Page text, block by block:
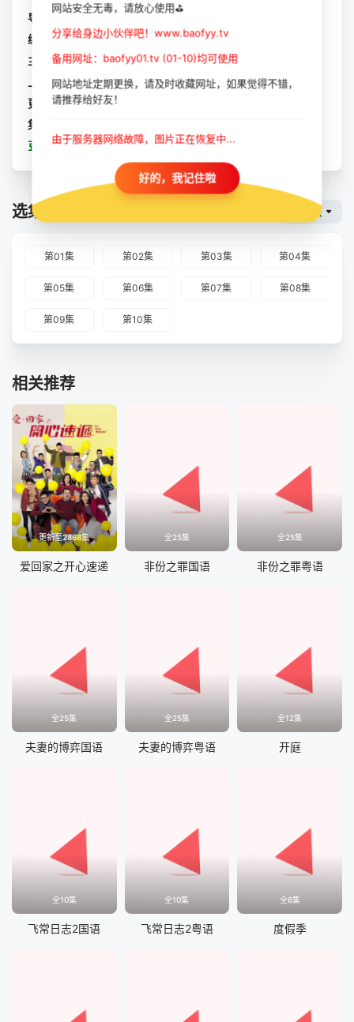
导演： 李文舜
编剧： 姜晓欣
主演： 古川伊织 / 朝美穗香 / 羽田爱 / 天使萌
上映： 2023-08-19
更新： 2023-10-11
集数：
豆瓣： 东京爱情动作故事
选集播放 暴风云
第01集 第02集 第03集 第04集
第05集 第06集 第07集 第08集
第09集 第10集
相关推荐
更新至2868集
爱回家之开心速递
全25集
非份之罪国语
全25集
非份之罪粤语
全25集
夫妻的博弈国语
全25集
夫妻的博弈粤语
全12集
开庭
全10集
飞常日志2国语
全10集
飞常日志2粤语
全6集
度假季
网站安全无毒，请放心使用⛳
分享给身边小伙伴吧！www.baofyy.tv
备用网址：baofyy01.tv (01-10)均可使用
网站地址定期更换，请及时收藏网址，如果觉得不错，
请推荐给好友！
由于服务器网络故障，图片正在恢复中...
好的，我记住啦